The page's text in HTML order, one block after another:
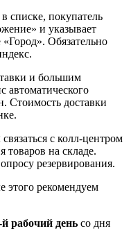
списке, покупатель
и указывает
Обязательно
и большим
автоматического
Стоимость доставки
с колл‑центром
товаров на складе.
резервирования.
этого рекомендуем
рабочий день со дня